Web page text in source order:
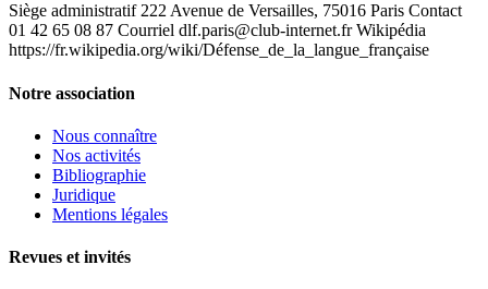
Siège administratif 222 Avenue de Versailles, 75016 Paris Contact
01 42 65 08 87 Courriel dlf.paris@club-internet.frWikipédia
https://fr.wikipedia.org/wiki/Défense_de_la_langue_française
Notre association
Nous connaître
Nos activités
Bibliographie
Juridique
Mentions légales
Revues et invités